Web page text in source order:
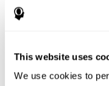
This website uses
We use cookies to
الانتباه
الجيّد لضربها في
إنّ تحسّن هذه